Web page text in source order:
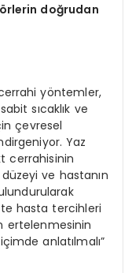
örlerin doğrudan
cerrahi yöntemler,
sıcaklık ve
çevresel
Yaz
cerrahisinin
ve hastanın
hasta tercihleri
ertelenmesinin
anlatılmalı”